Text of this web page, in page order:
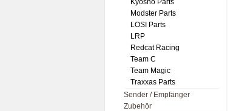
Kyosho Parts
Modster Parts
LOSI Parts
LRP
Redcat Racing
Team C
Team Magic
Traxxas Parts
Sender / Empfänger
Zubehör